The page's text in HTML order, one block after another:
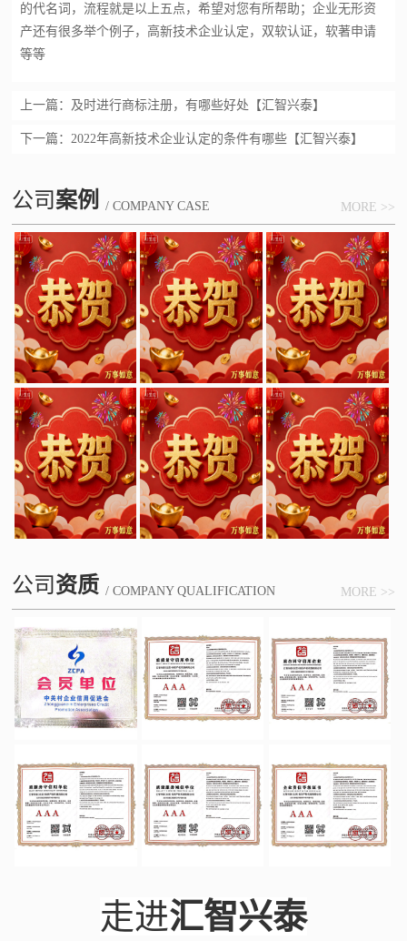
的代名词，流程就是以上五点，希望对您有所帮助；企业无形资
产还有很多举个例子， 高新技术企业认定 ，双软认证，软著申请
等等
上一篇： 及时进行商标注册，有哪些好处【汇智兴泰】
下一篇： 2022年高新技术企业认定的条件有哪些【汇智兴泰】
公司案例 / COMPANY CASE MORE >>
公司资质 / COMPANY QUALIFICATION MORE >>
走进汇智兴泰